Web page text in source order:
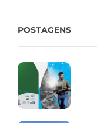
POSTAGENS